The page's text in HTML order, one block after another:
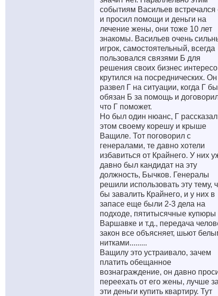
событиям Васильев встречался
и просил помощи и деньги на
лечение жены, они тоже 10 лет
знакомы. Васильев очень
игрок, самостоятельный, всегда
пользовался связями Б для
решения своих бизнес
крутился на посреднических. Он
развел Г на ситуации, когда Г
обязан Б за помощь и
что Г поможет.
Но был один нюанс, Г
этом своему корешу и крыше
Ващиле. Тот поговорил с
генералами, те давно хотели
избавиться от Крайнего. У них
давно был кандидат на эту
должность, Бычков. Генералы
решили использовать эту тему,
бы завалить Крайнего, и у них в
запасе еще были 2-3 дела на
подходе, пятитысячные купюры
Варшавке и т.д., передача
закон все объясняет, шьют
нитками.........
Ващилу это устраивало, зачем
платить обещанное
вознаграждение, он давно
переехать от его жены, лучше
эти деньги купить квартиру. Тут